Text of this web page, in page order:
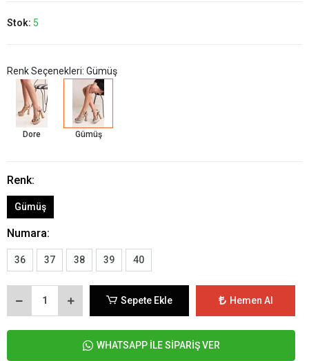
Stok: 5
Renk Seçenekleri: Gümüş
Dore Gümüş
Renk:
Gümüş
Numara:
36 37 38 39 40
Sepete Ekle Hemen Al
WHATSAPP İLE SİPARİŞ VER